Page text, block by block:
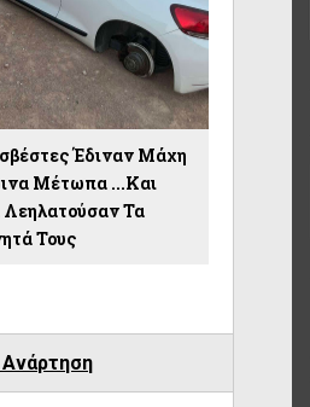
Έδιναν Μάχη
Μέτωπα ...και
Λεηλατούσαν Τα
Τους
Ανάρτηση